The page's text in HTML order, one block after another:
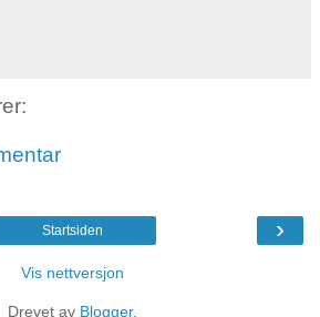
›
Startsiden
Vis nettversjon
Drevet av Blogger.